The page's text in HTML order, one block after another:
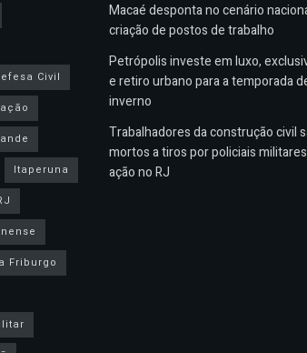
Civil
Itaperuna
Friburgo
Macaé desponta no cenário
criação de postos de trabalho
Petrópolis investe em luxo,
e retiro urbano para a temporada
inverno
Trabalhadores da construção civil
mortos a tiros por policiais
ação no RJ